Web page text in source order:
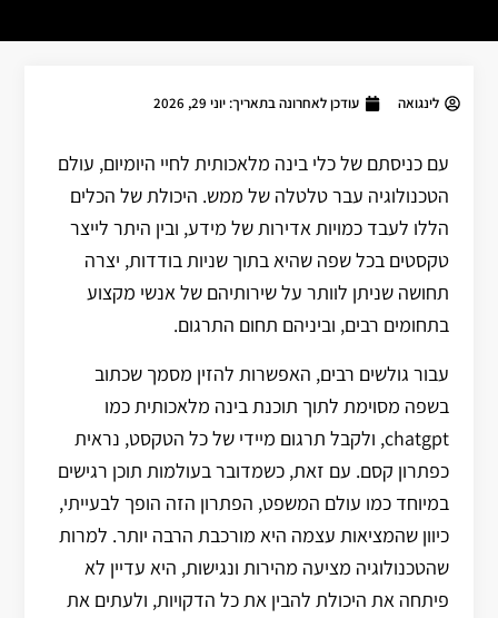
לינגואה עודכן לאחרונה בתאריך:יוני 29, 2026
עם כניסתם של כלי בינה מלאכותית לחיי היומיום, עולם
הטכנולוגיה עבר טלטלה של ממש. היכולת של הכלים
הללו לעבד כמויות אדירות של מידע, ובין היתר לייצר
טקסטים בכל שפה שהיא בתוך שניות בודדות, יצרה
תחושה שניתן לוותר על שירותיהם של אנשי מקצוע
בתחומים רבים, וביניהם תחום התרגום.
עבור גולשים רבים, האפשרות להזין מסמך שכתוב
בשפה מסוימת לתוך תוכנת בינה מלאכותית כמו
chatgpt, ולקבל תרגום מיידי של כל הטקסט, נראית
כפתרון קסם. עם זאת, כשמדובר בעולמות תוכן רגישים
במיוחד כמו עולם המשפט, הפתרון הזה הופך לבעייתי,
כיוון שהמציאות עצמה היא מורכבת הרבה יותר. למרות
שהטכנולוגיה מציעה מהירות ונגישות, היא עדיין לא
פיתחה את היכולת להבין את כל הדקויות, ולעתים את